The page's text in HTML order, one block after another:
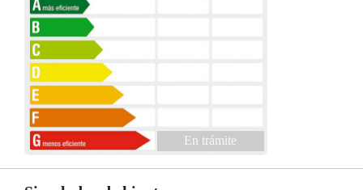
En trámite